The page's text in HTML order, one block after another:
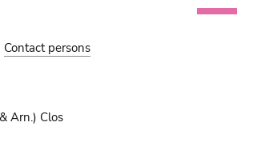
Contact persons
Arn.) Clos